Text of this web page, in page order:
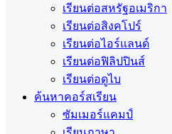
เรียนต่อสหรัฐอเมริกา
เรียนต่อสิงคโปร์
เรียนต่อไอร์แลนด์
เรียนต่อฟิลิปปินส์
เรียนต่อดูไบ
ค้นหาคอร์สเรียน
ซัมเมอร์แคมป์